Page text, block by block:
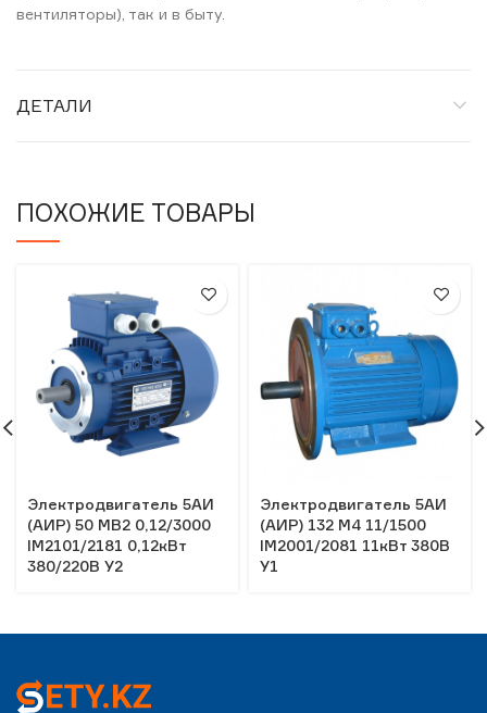
вентиляторы), так и в быту.
ДЕТАЛИ
ПОХОЖИЕ ТОВАРЫ
Электродвигатель 5АИ
(АИР) 50 MB2 0,12/3000
IM2101/2181 0,12кВт
380/220В У2
Электродвигатель 5АИ
(АИР) 132 М4 11/1500
IM2001/2081 11кВт 380В
У1